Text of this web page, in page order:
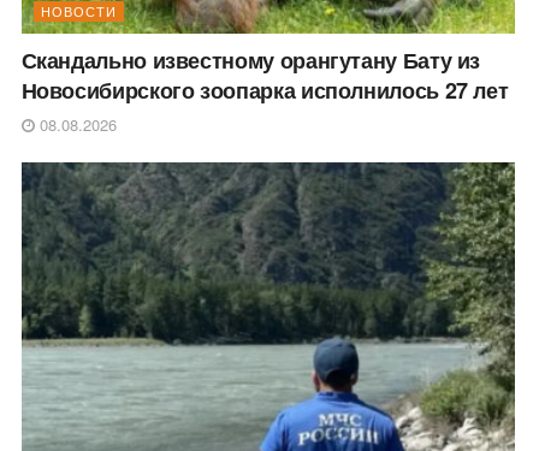
НОВОСТИ
Скандально известному орангутану Бату из
Новосибирского зоопарка исполнилось 27 лет
08.08.2026